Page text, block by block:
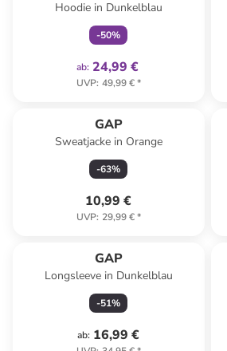
Hoodie in Dunkelblau
-50%
ab: 24,99 €
UVP: 49,99 €*
GAP
Sweatjacke in Orange
-63%
10,99 €
UVP: 29,99 €*
GAP
Longsleeve in Dunkelblau
-51%
ab: 16,99 €